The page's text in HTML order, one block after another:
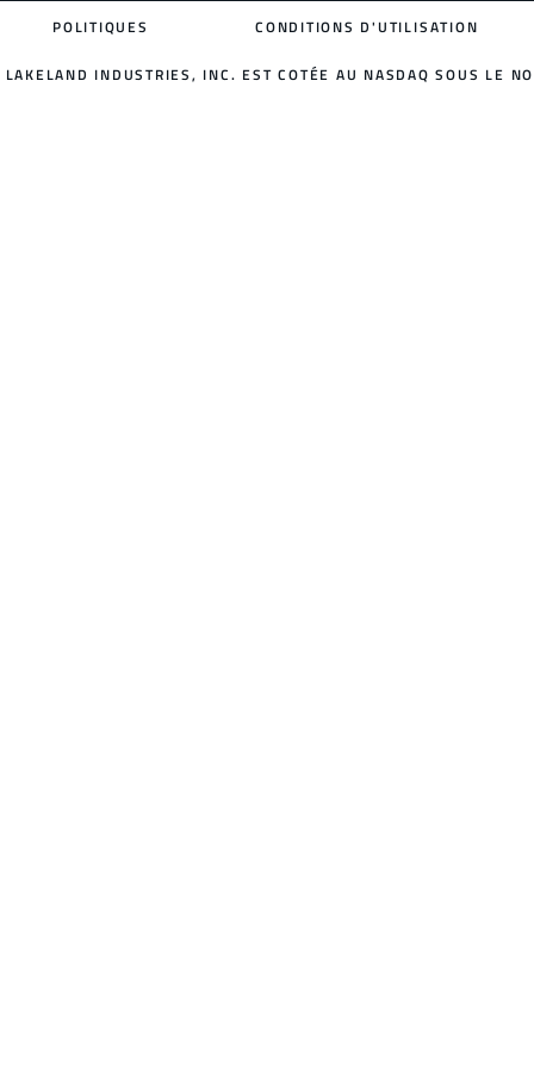
POLITIQUES CONDITIONS D'UTILISATION
LAKELAND INDUSTRIES, INC. EST COTÉE AU NASDAQ SOUS LE